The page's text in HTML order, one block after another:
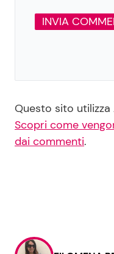
Questo sito
Scopri come
dai commenti.